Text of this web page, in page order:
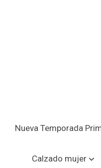
Nueva Temporada
Calzado mujer